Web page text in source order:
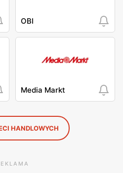
OBI
Media Markt
HANDLOWYCH